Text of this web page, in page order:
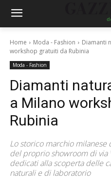
Home Moda - Fashion
Diamanti
workshop gratuiti da Rubinia
Moda - Fashion
Diamanti
a Milano
Rubinia
Lo storico marchio
del proprio showroom di
dedicati alla scoperta delle
naturali e di laboratorio